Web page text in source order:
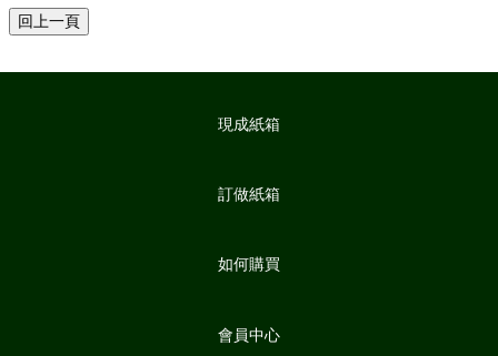
現成紙箱
訂做紙箱
如何購買
會員中心